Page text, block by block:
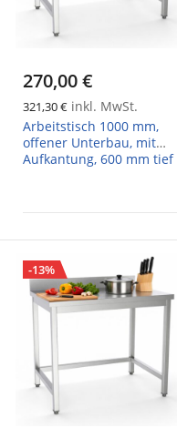
270,00 €
321,30 € inkl. MwSt.
Arbeitstisch 1000 mm,
offener Unterbau, mit
Aufkantung, 600 mm tief
-13%